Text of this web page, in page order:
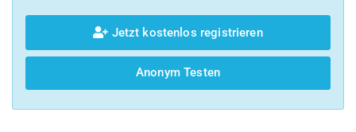
Jetzt kostenlos registrieren
Anonym Testen